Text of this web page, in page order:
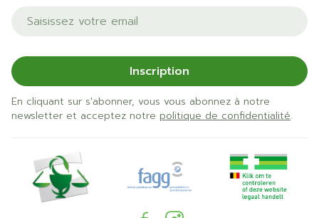
Adresse mail
Inscription
En cliquant sur s'abonner, vous vous abonnez à notre
newsletter et acceptez notre politique de confidentialité.